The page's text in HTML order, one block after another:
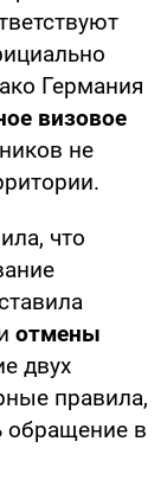
Германия
визовое
не
что
отмены
двух
правила,
обращение в